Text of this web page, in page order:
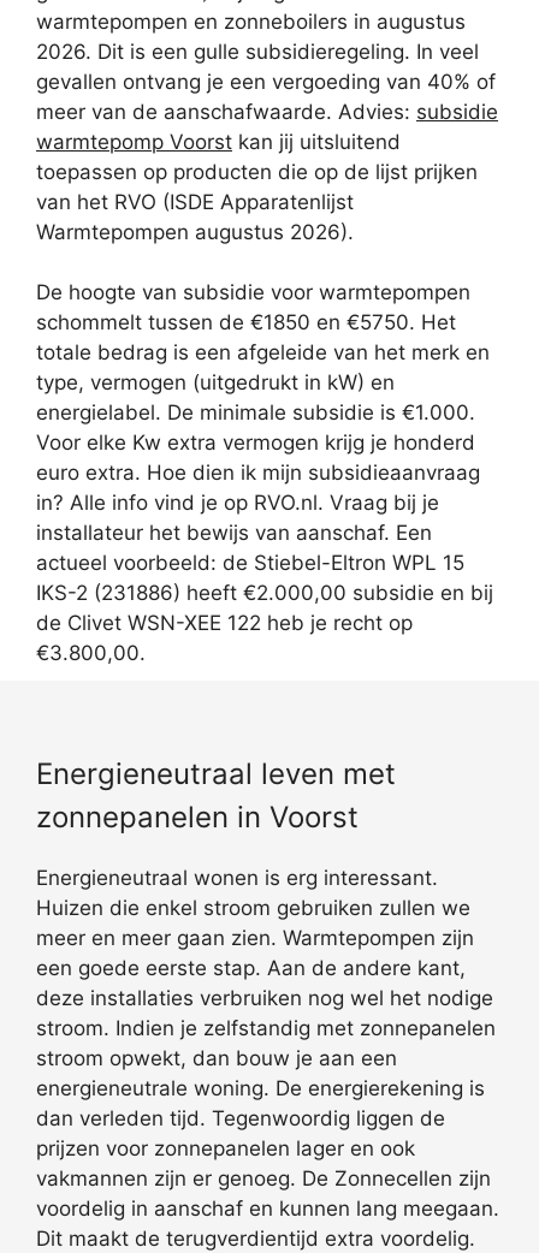
warmtepompen en zonneboilers in augustus
2026. Dit is een gulle subsidieregeling. In veel
gevallen ontvang je een vergoeding van 40% of
meer van de aanschafwaarde. Advies: subsidie
warmtepomp Voorst kan jij uitsluitend
toepassen op producten die op de lijst prijken
van het RVO (ISDE Apparatenlijst
Warmtepompen augustus 2026).
De hoogte van subsidie voor warmtepompen
schommelt tussen de €1850 en €5750. Het
totale bedrag is een afgeleide van het merk en
type, vermogen (uitgedrukt in kW) en
energielabel. De minimale subsidie is €1.000.
Voor elke Kw extra vermogen krijg je honderd
euro extra. Hoe dien ik mijn subsidieaanvraag
in? Alle info vind je op RVO.nl. Vraag bij je
installateur het bewijs van aanschaf. Een
actueel voorbeeld: de Stiebel-Eltron WPL 15
IKS-2 (231886) heeft €2.000,00 subsidie en bij
de Clivet WSN-XEE 122 heb je recht op
€3.800,00.
Energieneutraal leven met
zonnepanelen in Voorst
Energieneutraal wonen is erg interessant.
Huizen die enkel stroom gebruiken zullen we
meer en meer gaan zien. Warmtepompen zijn
een goede eerste stap. Aan de andere kant,
deze installaties verbruiken nog wel het nodige
stroom. Indien je zelfstandig met zonnepanelen
stroom opwekt, dan bouw je aan een
energieneutrale woning. De energierekening is
dan verleden tijd. Tegenwoordig liggen de
prijzen voor zonnepanelen lager en ook
vakmannen zijn er genoeg. De Zonnecellen zijn
voordelig in aanschaf en kunnen lang meegaan.
Dit maakt de terugverdientijd extra voordelig.